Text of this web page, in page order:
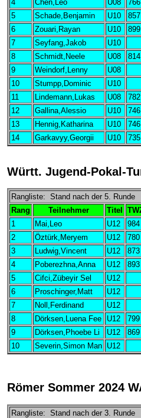
4
Chen,Leo U08 766
5
Schade,Benjamin U10 857
6
Zouari,Rayan U10 899
7
Seyfang,Jakob U10
8
Schmidt,Neele U08 814
9
Weindorf,Lenny U08
10
Stumpp,Dominic U10
11
Lindemann,Lukas U08 782
12
Gallina,Alessio U10 746
13
Hennig,Katharina U10 746
14
Garkavyy,Georgii U10 735
Württ. Jugend-Pokal-
Rangliste: Stand nach der 5. Runde
Rang
Teilnehmer Titel
1
Mai,Leo U12 984
2
Öztürk,Meryem U12 780
3
Ludwig,Vincent U12 873
4
Poberezhna,Anna U12 893
5
Cifci,Zübeyir Sel U12
6
Proschinger,Matt U12
7
Noll,Ferdinand U12
8
Dörksen,Luena Fee U12 799
9
Dörksen,Phoebe Li U12 869
10
Severin,Simon Man U12
Römer Sommer 2024
Rangliste: Stand nach der 3. Runde